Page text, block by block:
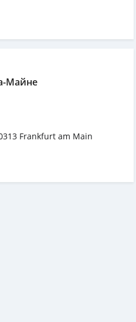
Майне
Frankfurt am Main